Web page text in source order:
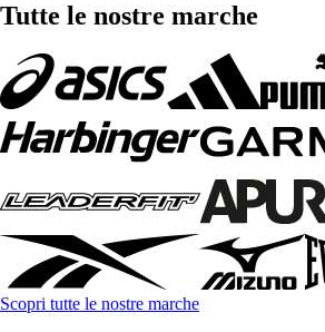
Tutte le nostre marche
Scopri tutte le nostre marche